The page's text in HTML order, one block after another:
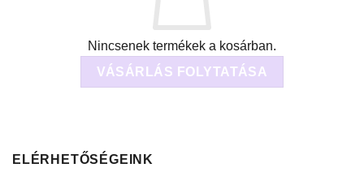
Nincsenek termékek a kosárban.
VÁSÁRLÁS FOLYTATÁSA
ELÉRHETŐSÉGEINK